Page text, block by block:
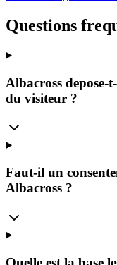
Questions
Albacross depose-
du visiteur ?
Faut-il un
Albacross ?